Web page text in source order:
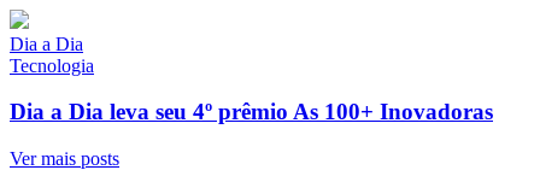
Dia a Dia
Tecnologia
Dia a Dia leva seu 4º prêmio As 100+ Inovadoras
Ver mais posts